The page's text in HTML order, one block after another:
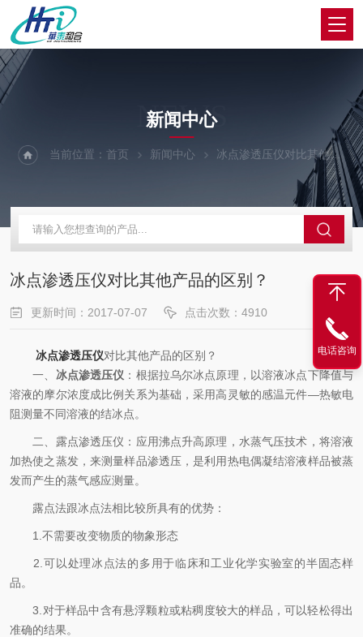
NEWS
新闻中心
当前位置：首页 新闻中心 冰点渗透压仪对比其他产品的区别？
冰点渗透压仪对比其他产品的区别？
更新时间：2017-07-07 点击次数：4910
冰点渗透压仪对比其他产品的区别？
一、 冰点渗透压仪 ：根据拉乌尔冰点原理，以溶液冰点下降值与
溶液的摩尔浓度成比例关系为基础，采用高灵敏的感温元件—热敏电
阻测量不同溶液的结冰点。
二、露点渗透压仪：应用沸点升高原理，水蒸气压技术，将溶液
加热使之蒸发，来测量样品渗透压，是利用热电偶凝结溶液样品被蒸
发而产生的蒸气感应测量。
露点法跟冰点法相比较所具有的优势：
1.不需要改变物质的物象形态
2.可以处理冰点法的多用于临床和工业化学实验室的半固态样
品。
3.对于样品中含有悬浮颗粒或粘稠度较大的样品，可以轻松得出
准确的结果。
电话咨询